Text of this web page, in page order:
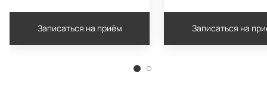
Записаться на приём Записаться на